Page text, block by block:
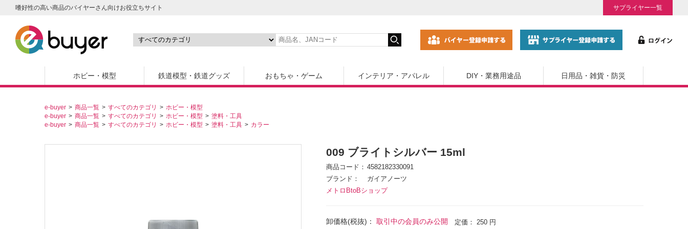
嗜好性の高い商品のバイヤーさん向けお役立ちサイト サプライヤー一覧
ホビー・模型 鉄道模型・鉄道グッズ おもちゃ・ゲーム インテリア・アパレル DIY・業務用途品 日用品・雑貨・防災
e-buyer 商品一覧 すべてのカテゴリ
ホビー・模型
e-buyer
商品一覧 すべてのカテゴリ ホビー・模型
塗料・工具
e-buyer
商品一覧 すべてのカテゴリ ホビー・模型 塗料・工具 カラー
009 ブライトシルバー 15ml
商品コード
4582182330091
ブランド
ガイアノーツ
メトロBtoBショップ
卸価格(税抜)： 取引中の会員のみ公開 定価： 250 円